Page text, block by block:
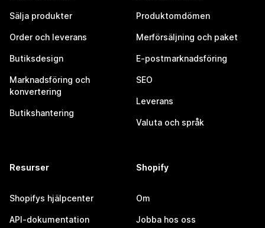
Sälja produkter
Order och leverans
Butiksdesign
Marknadsföring och
konvertering
Butikshantering
Produktomdömen
Merförsäljning och paket
E-postmarknadsföring
SEO
Leverans
Valuta och språk
Resurser
Shopifys hjälpcenter
API-dokumentation
Shopify
Om
Jobba hos oss